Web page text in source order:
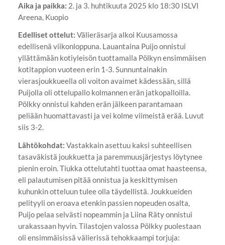
Aika ja paikka: 2. ja 3. huhtikuuta 2025 klo 18:30 ISLVI
Areena, Kuopio
Edelliset ottelut: Välieräsarja alkoi Kuusamossa
edellisenä viikonloppuna. Lauantaina Puijo onnistui
yllättämään kotiyleisön tuottamalla Pölkyn ensimmäisen
kotitappion vuoteen erin 1-3. Sunnuntainakin
vierasjoukkueella oli voiton avaimet kädessään, sillä
Puijolla oli ottelupallo kolmannen erän jatkopalloilla.
Pölkky onnistui kahden erän jälkeen parantamaan
peliään huomattavasti ja vei kolme viimeistä erää. Luvut
siis 3-2.
Lähtökohdat: Vastakkain asettuu kaksi suhteellisen
tasaväkistä joukkuetta ja paremmuusjärjestys löytynee
pienin eroin. Tiukka ottelutahti tuottaa omat haasteensa,
eli palautumisen pitää onnistua ja keskittymisen
kuhunkin otteluun tulee olla täydellistä. Joukkueiden
pelityyli on eroava etenkin passien nopeuden osalta,
Puijo pelaa selvästi nopeammin ja Liina Räty onnistui
urakassaan hyvin. Tilastojen valossa Pölkky puolestaan
oli ensimmäisissä välierissä tehokkaampi torjuja: